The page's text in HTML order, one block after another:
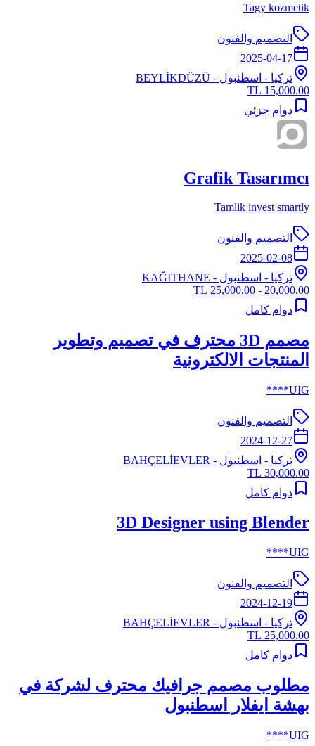
Tagy kozmetik
التصميم والفنون
2025-04-17
تركيا - اسطنبول - BEYLİKDÜZÜ
15,000.00 TL
دوام جزئي
Grafik Tasarımcı
Tamlik invest smartly
التصميم والفنون
2025-02-08
تركيا - اسطنبول - KAĞITHANE
20,000.00 - 25,000.00 TL
دوام كامل
مصمم 3D محترف في تصميم وتطوير
المنتجات الالكترونية
UIG****
التصميم والفنون
2024-12-27
تركيا - اسطنبول - BAHÇELİEVLER
30,000.00 TL
دوام كامل
3D Designer using Blender
UIG****
التصميم والفنون
2024-12-19
تركيا - اسطنبول - BAHÇELİEVLER
25,000.00 TL
دوام كامل
مطلوب مصمم جرافيك محترف لشركة في
بهشة ايفلار اسطنبول
UIG****